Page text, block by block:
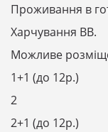
Проживання в
Харчування ВВ.
Можливе
1+1 (до 12р.)
2
2+1 (до 12р.)